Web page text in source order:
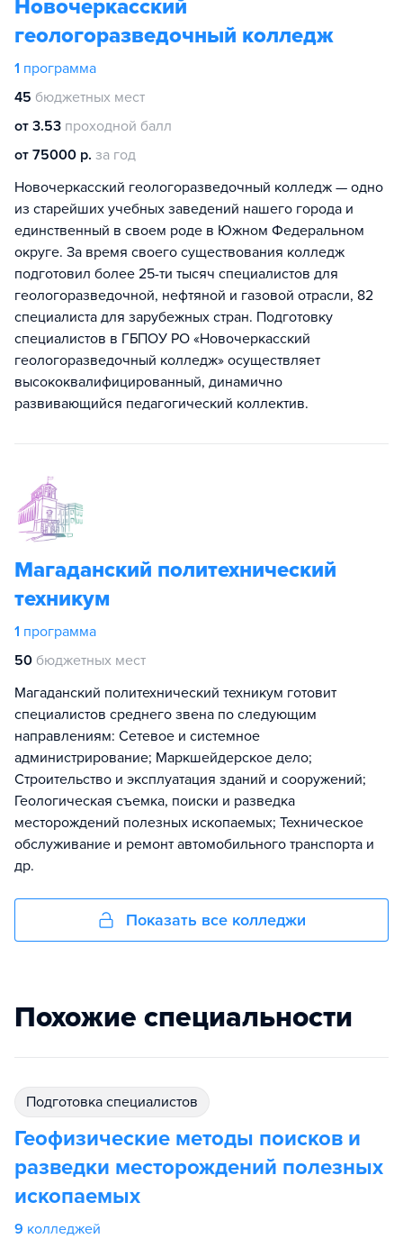
Новочеркасский
геологоразведочный колледж
1 программа
45 бюджетных мест
от 3.53 проходной балл
от 75000 р. за год
Новочеркасский геологоразведочный колледж — одно
из старейших учебных заведений нашего города и
единственный в своем роде в Южном Федеральном
округе. За время своего существования колледж
подготовил более 25-ти тысяч специалистов для
геологоразведочной, нефтяной и газовой отрасли, 82
специалиста для зарубежных стран. Подготовку
специалистов в ГБПОУ РО «Новочеркасский
геологоразведочный колледж» осуществляет
высококвалифицированный, динамично
развивающийся педагогический коллектив.
Магаданский политехнический
техникум
1 программа
50 бюджетных мест
Магаданский политехнический техникум готовит
специалистов среднего звена по следующим
направлениям: Сетевое и системное
администрирование; Маркшейдерское дело;
Строительство и эксплуатация зданий и сооружений;
Геологическая съемка, поиски и разведка
месторождений полезных ископаемых​; Техническое
обслуживание и ремонт автомобильного транспорта​ и
др.
Показать все колледжи
Похожие специальности
подготовка специалистов
Геофизические методы поисков и
разведки месторождений полезных
ископаемых
9 колледжей